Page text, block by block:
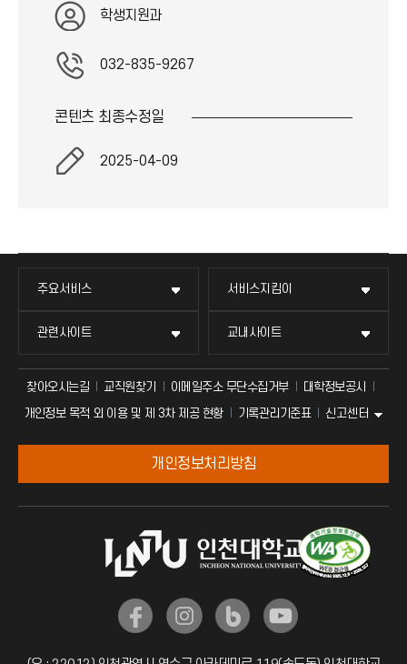
학생지원과
032-835-9267
콘텐츠 최종수정일
2025-04-09
주요서비스
교수채용
인터넷증명
입학안내
서비스지킴이
불친절신고
자주 묻는 질문(FAQ)
칭찬마당
관련사이트
발전기금
산학협력단
소비자생활협동조합
교내사이트
교육혁신본부
국제교류과
매트릭스
공학교육혁신센터
대학생활상담센터
찾아오시는길 교직원찾기 이메일주소 무단수집거부
대학정보공시
개인정보 목적 외 이용 및 제 3차 제공 현황
기록관리기준표 신고센터
개인정보처리방침